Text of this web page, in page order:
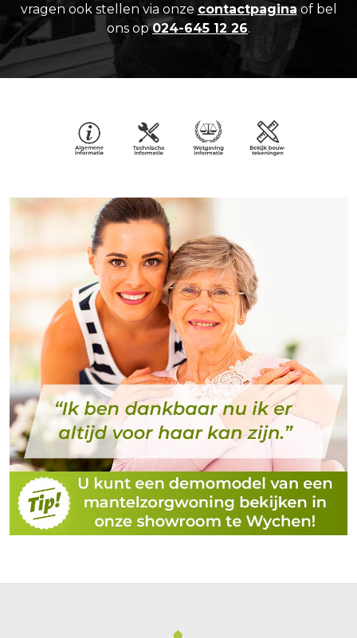
vragen ook stellen via onze contactpagina of bel
ons op024-645 12 26.